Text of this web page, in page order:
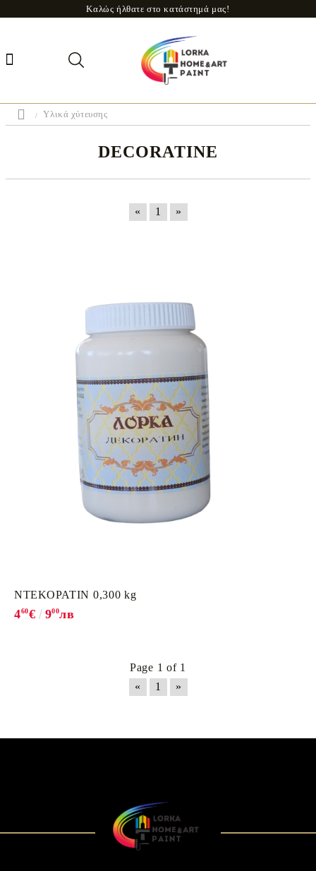
Καλώς ήλθατε στο κατάστημά μας!
Υλικά χύτευσης
DECORATINE
« 1 »
ΝΤΕΚΟΡΑΤΙΝ 0,300 kg
460€ 900лв
Page 1 of 1
«
1 »